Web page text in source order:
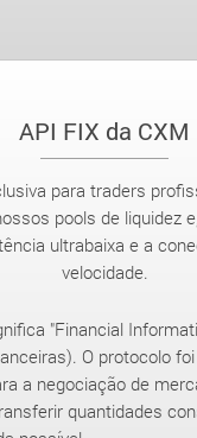
API FIX da CXM
para traders
pools de liquidez
ultrabaixa e a
velocidade.
"Financial
O protocolo
a negociação de
quantidades